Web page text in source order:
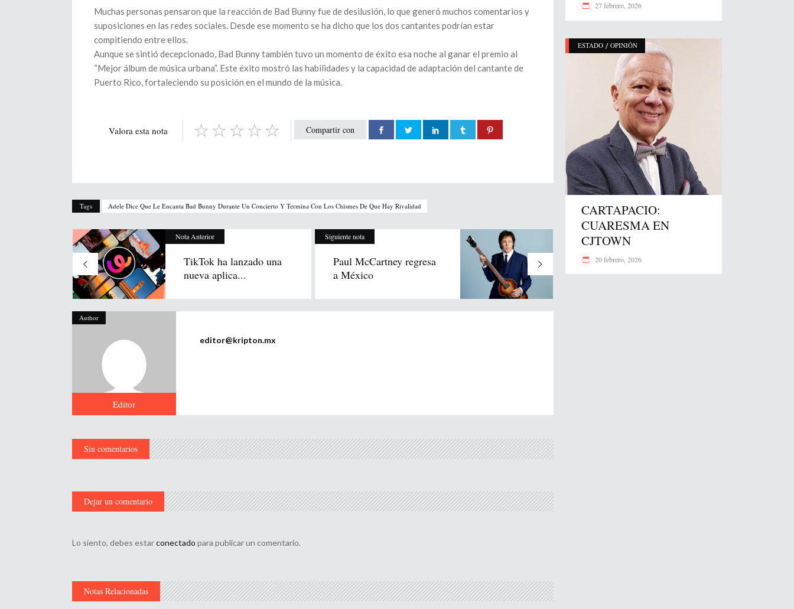
Muchas personas pensaron que la reacción de Bad Bunny fue de desilusión, lo que generó muchos comentarios y
suposiciones en las redes sociales. Desde ese momento se ha dicho que los dos cantantes podrían estar
compitiendo entre ellos.
Aunque se sintió decepcionado, Bad Bunny también tuvo un momento de éxito esa noche al ganar el premio al
“Mejor álbum de música urbana”. Este éxito mostró las habilidades y la capacidad de adaptación del cantante de
Puerto Rico, fortaleciendo su posición en el mundo de la música.
Compartir con
Valora esta nota
Tags Adele Dice Que Le Encanta Bad Bunny Durante Un Concierto Y Termina Con Los Chismes De Que Hay Rivalidad
Nota Anterior
TikTok ha lanzado una
nueva aplica...
Siguiente nota
Paul McCartney regresa
a México
Author
Editor
editor@kripton.mx
Sin comentarios
Dejar un comentario
Lo siento, debes estarconectado para publicar un comentario.
Notas Relacionadas
27 febrero, 2026
ESTADO / OPINIÓN
CARTAPACIO:
CUARESMA EN
CJTOWN
20 febrero, 2026